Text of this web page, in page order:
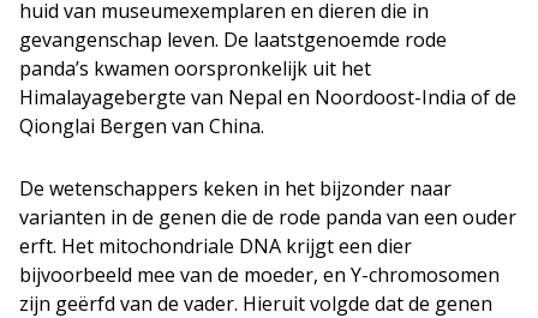
huid van museumexemplaren en dieren die in
gevangenschap leven. De laatstgenoemde rode
panda’s kwamen oorspronkelijk uit het
Himalayagebergte van Nepal en Noordoost-India of de
Qionglai Bergen van China.
De wetenschappers keken in het bijzonder naar
varianten in de genen die de rode panda van een ouder
erft. Het mitochondriale DNA krijgt een dier
bijvoorbeeld mee van de moeder, en Y-chromosomen
zijn geërfd van de vader. Hieruit volgde dat de genen